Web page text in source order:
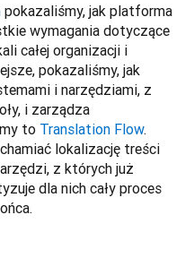
wymagania dotyczące
całej organizacji i
pokazaliśmy, jak
i narzędziami, z
i zarządza
to Translation Flow.
lokalizację treści
z których już
dla nich cały proces